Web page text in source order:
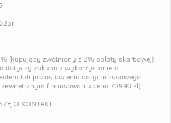
(kupujący zwolniony z 2% opłaty skarbowej)
dotyczy zakupu z wykorzystaniem
lub pozostawieniu dotychczasowego
finansowaniu cena 72990 zł)
O KONTAKT: